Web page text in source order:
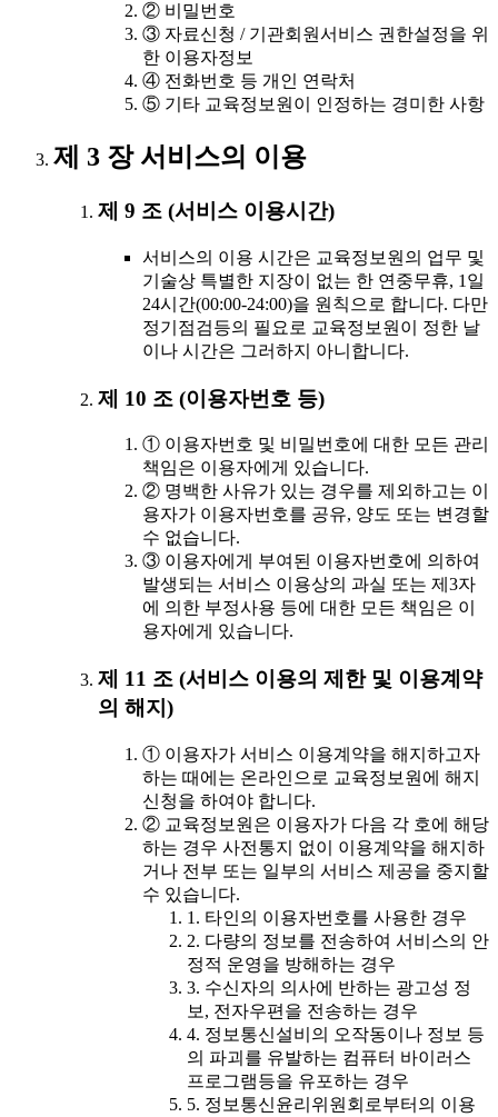
② 비밀번호
③ 자료신청 / 기관회원서비스 권한설정을 위
한 이용자정보
④ 전화번호 등 개인 연락처
⑤ 기타 교육정보원이 인정하는 경미한 사항
제 3 장 서비스의 이용
제 9 조 (서비스 이용시간)
서비스의 이용 시간은 교육정보원의 업무 및
기술상 특별한 지장이 없는 한 연중무휴, 1일
24시간(00:00-24:00)을 원칙으로 합니다. 다만
정기점검등의 필요로 교육정보원이 정한 날
이나 시간은 그러하지 아니합니다.
제 10 조 (이용자번호 등)
① 이용자번호 및 비밀번호에 대한 모든 관리
책임은 이용자에게 있습니다.
② 명백한 사유가 있는 경우를 제외하고는 이
용자가 이용자번호를 공유, 양도 또는 변경할
수 없습니다.
③ 이용자에게 부여된 이용자번호에 의하여
발생되는 서비스 이용상의 과실 또는 제3자
에 의한 부정사용 등에 대한 모든 책임은 이
용자에게 있습니다.
제 11 조 (서비스 이용의 제한 및 이용계약
의 해지)
① 이용자가 서비스 이용계약을 해지하고자
하는 때에는 온라인으로 교육정보원에 해지
신청을 하여야 합니다.
② 교육정보원은 이용자가 다음 각 호에 해당
하는 경우 사전통지 없이 이용계약을 해지하
거나 전부 또는 일부의 서비스 제공을 중지할
수 있습니다.
1. 타인의 이용자번호를 사용한 경우
2. 다량의 정보를 전송하여 서비스의 안
정적 운영을 방해하는 경우
3. 수신자의 의사에 반하는 광고성 정
보, 전자우편을 전송하는 경우
4. 정보통신설비의 오작동이나 정보 등
의 파괴를 유발하는 컴퓨터 바이러스
프로그램등을 유포하는 경우
5. 정보통신윤리위원회로부터의 이용